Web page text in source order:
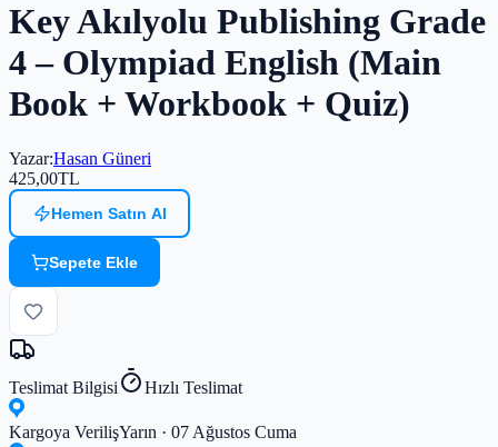
Key Akılyolu Publishing Grade
4 – Olympiad English (Main
Book + Workbook + Quiz)
Yazar:Hasan Güneri
425,00TL
Hemen Satın Al
Sepete Ekle
Teslimat Bilgisi Hızlı Teslimat
Kargoya VerilişYarın · 07 Ağustos Cuma